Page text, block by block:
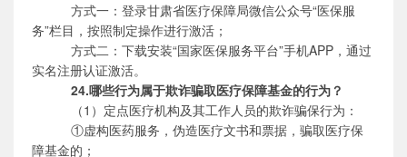
方式一：登录甘肃省医疗保障局微信公众号“医保服
务”栏目，按照制定操作进行激活；
方式二：下载安装“国家医保服务平台”手机APP，通过
实名注册认证激活。
24.哪些行为属于欺诈骗取医疗保障基金的行为？
（1）定点医疗机构及其工作人员的欺诈骗保行为：
①虚构医药服务，伪造医疗文书和票据，骗取医疗保
障基金的；